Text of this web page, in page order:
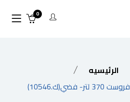
0
الرئيسيه
فضي(ك.10546)